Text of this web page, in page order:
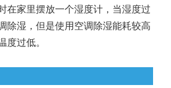
在家里摆放一个湿度计，当湿度过
除湿，但是使用空调除湿能耗较高
度过低。